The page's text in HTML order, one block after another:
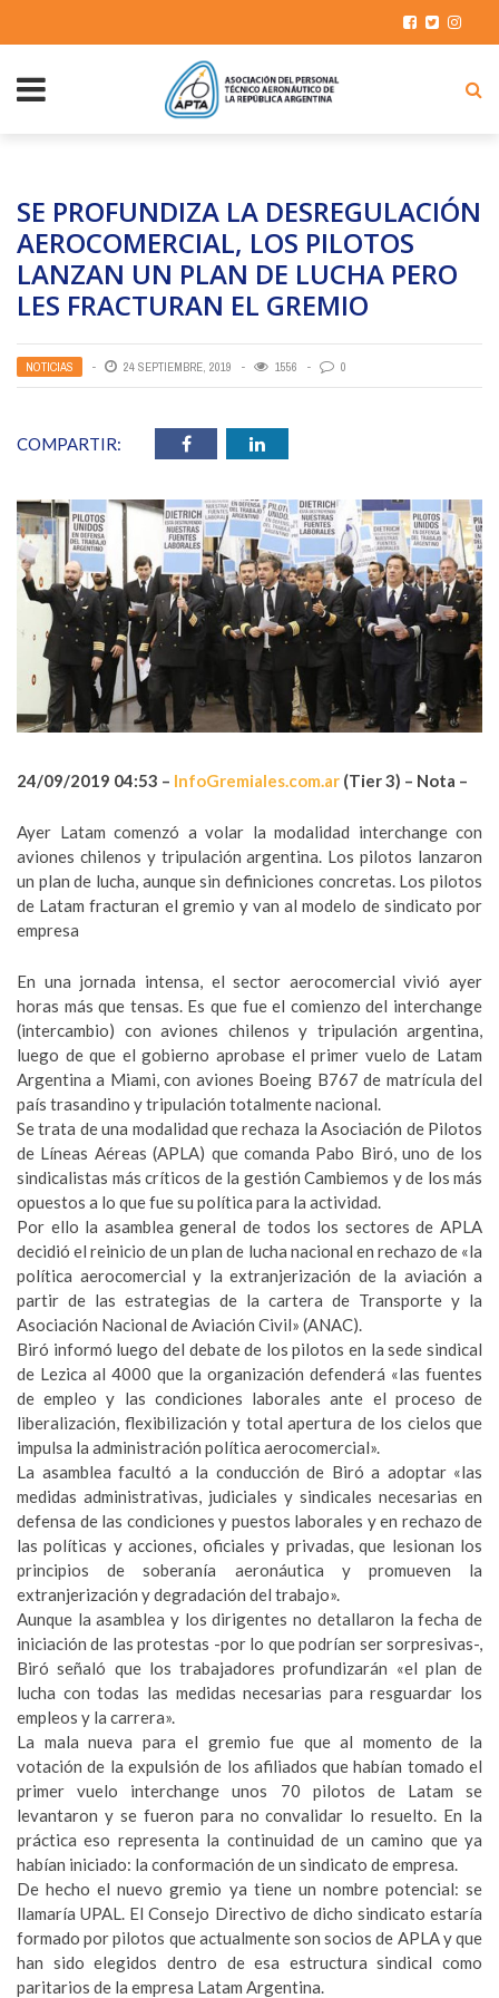
SE PROFUNDIZA LA DESREGULACIÓN
AEROCOMERCIAL, LOS PILOTOS
LANZAN UN PLAN DE LUCHA PERO
LES FRACTURAN EL GREMIO
NOTICIAS 24 SEPTIEMBRE, 2019 1556 0
COMPARTIR:
24/09/2019 04:53 – InfoGremiales.com.ar (Tier 3) – Nota –
Ayer Latam comenzó a volar la modalidad interchange con
aviones chilenos y tripulación argentina. Los pilotos lanzaron
un plan de lucha, aunque sin definiciones concretas. Los pilotos
de Latam fracturan el gremio y van al modelo de sindicato por
empresa
En una jornada intensa, el sector aerocomercial vivió ayer
horas más que tensas. Es que fue el comienzo del interchange
(intercambio) con aviones chilenos y tripulación argentina,
luego de que el gobierno aprobase el primer vuelo de Latam
Argentina a Miami, con aviones Boeing B767 de matrícula del
país trasandino y tripulación totalmente nacional.
Se trata de una modalidad que rechaza la Asociación de Pilotos
de Líneas Aéreas (APLA) que comanda Pabo Biró, uno de los
sindicalistas más críticos de la gestión Cambiemos y de los más
opuestos a lo que fue su política para la actividad.
Por ello la asamblea general de todos los sectores de APLA
decidió el reinicio de un plan de lucha nacional en rechazo de «la
política aerocomercial y la extranjerización de la aviación a
partir de las estrategias de la cartera de Transporte y la
Asociación Nacional de Aviación Civil» (ANAC).
Biró informó luego del debate de los pilotos en la sede sindical
de Lezica al 4000 que la organización defenderá «las fuentes
de empleo y las condiciones laborales ante el proceso de
liberalización, flexibilización y total apertura de los cielos que
impulsa la administración política aerocomercial».
La asamblea facultó a la conducción de Biró a adoptar «las
medidas administrativas, judiciales y sindicales necesarias en
defensa de las condiciones y puestos laborales y en rechazo de
las políticas y acciones, oficiales y privadas, que lesionan los
principios de soberanía aeronáutica y promueven la
extranjerización y degradación del trabajo».
Aunque la asamblea y los dirigentes no detallaron la fecha de
iniciación de las protestas -por lo que podrían ser sorpresivas-,
Biró señaló que los trabajadores profundizarán «el plan de
lucha con todas las medidas necesarias para resguardar los
empleos y la carrera».
La mala nueva para el gremio fue que al momento de la
votación de la expulsión de los afiliados que habían tomado el
primer vuelo interchange unos 70 pilotos de Latam se
levantaron y se fueron para no convalidar lo resuelto. En la
práctica eso representa la continuidad de un camino que ya
habían iniciado: la conformación de un sindicato de empresa.
De hecho el nuevo gremio ya tiene un nombre potencial: se
llamaría UPAL. El Consejo Directivo de dicho sindicato estaría
formado por pilotos que actualmente son socios de APLA y que
han sido elegidos dentro de esa estructura sindical como
paritarios de la empresa Latam Argentina.